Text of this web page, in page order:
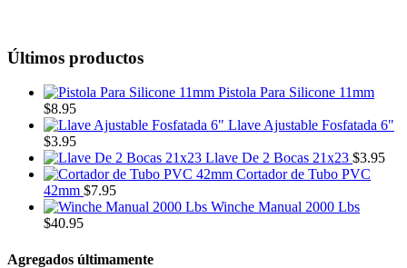
Últimos productos
Pistola Para Silicone 11mm
$8.95
Llave Ajustable Fosfatada 6"
$3.95
Llave De 2 Bocas 21x23 $3.95
Cortador de Tubo PVC
42mm $7.95
Winche Manual 2000 Lbs
$40.95
Agregados últimamente